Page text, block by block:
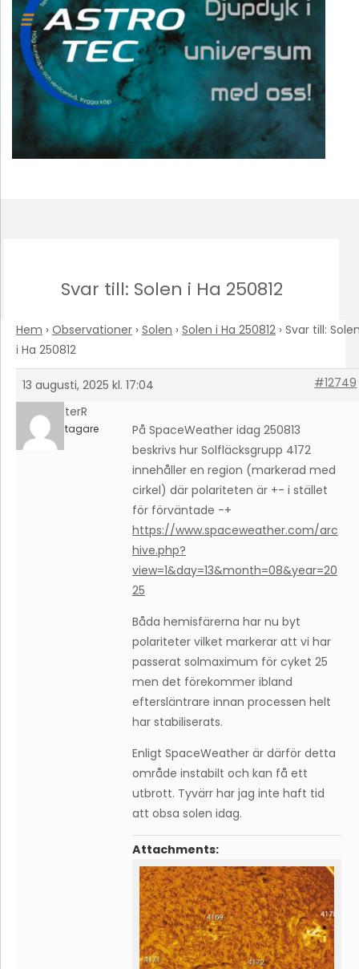
Svar till: Solen i Ha 250812
Hem › Observationer › Solen › Solen i Ha 250812 › Svar till:
i Ha 250812
13 augusti, 2025 kl. 17:04
#12749
PeterR
Deltagare
På SpaceWeather idag 250813
beskrivs hur Solfläcksgrupp 4172
innehåller en region (markerad med
cirkel) där polariteten är +- i stället
för förväntade -+
https://www.spaceweather.com/arc
hive.php?
view=1&day=13&month=08&year=20
25
Båda hemisfärerna har nu byt
polariteter vilket markerar att vi har
passerat solmaximum för cyket 25
men det förekommer ibland
eftersläntrare innan processen helt
har stabiliserats.
Enligt SpaceWeather är därför detta
område instabilt och kan få ett
utbrott. Tyvärr har jag inte haft tid
att obsa solen idag.
Attachments: